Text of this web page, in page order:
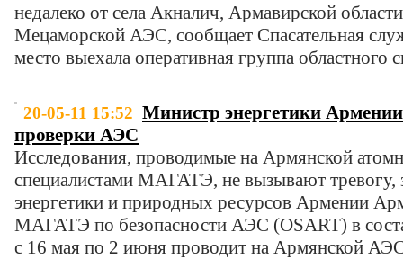
недалеко от села Акналич, Армавирской
Мецаморской АЭС, сообщает Спасательная
место выехала оперативная группа областного
20-05-11 15:52 Министр энергетики
проверки АЭС
Исследования, проводимые на Армянской
специалистами МАГАТЭ, не вызывают тревогу,
энергетики и природных ресурсов Армении
МАГАТЭ по безопасности АЭС (OSART) в
с 16 мая по 2 июня проводит на Армянской